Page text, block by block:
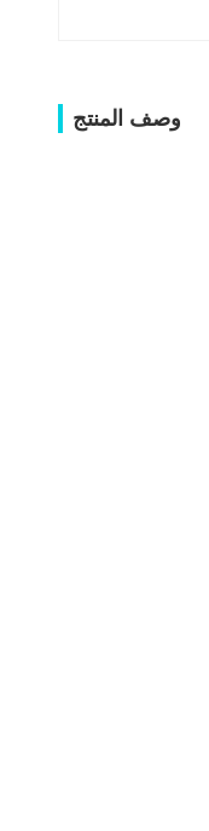
وصف المنتج